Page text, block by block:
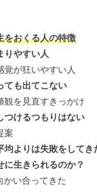
をおくる人の特徴
りやすい人
が狂いやすい人
ても出てこない
を見直すきっかけ
つけるつもりはない
案
均よりは失敗をしてき
に生きられるのか？
合ってきた